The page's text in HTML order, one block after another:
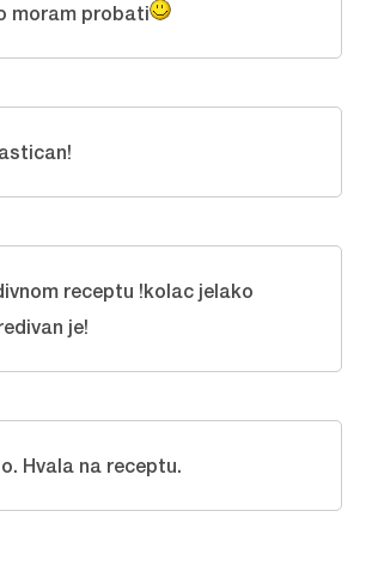
moram probati
receptu !kolac jelako
je!
Hvala na receptu.